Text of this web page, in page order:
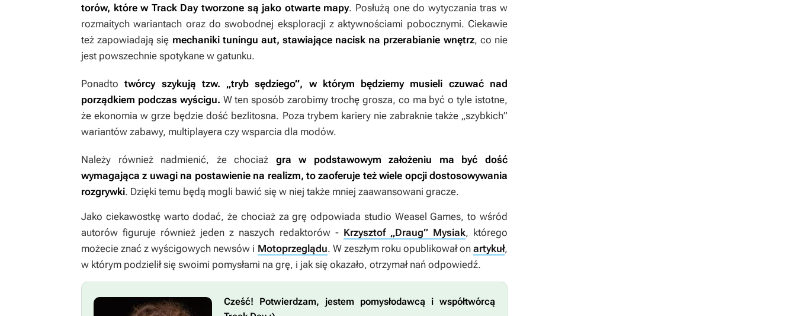
torów, które w Track Daytworzone są jako otwarte mapy. Posłużą one do wytyczania tras w
rozmaitych wariantach oraz do swobodnej eksploracji z aktywnościami pobocznymi. Ciekawie
też zapowiadają się mechaniki tuningu aut, stawiające nacisk na przerabianie wnętrz, co nie
jest powszechnie spotykane w gatunku.
Ponadtotwórcy szykują tzw. „tryb sędziego”, w którym będziemy musieli czuwać nad
porządkiem podczas wyścigu. W ten sposób zarobimy trochę grosza, co ma być o tyle istotne,
że ekonomia w grze będzie dość bezlitosna. Poza trybem kariery nie zabraknie także „szybkich”
wariantów zabawy, multiplayera czy wsparcia dla modów.
Należy również nadmienić, że chociaż gra w podstawowym założeniu ma być dość
wymagająca z uwagi na postawienie na realizm, to zaoferuje też wiele opcji dostosowywania
rozgrywki. Dzięki temu będą mogli bawić się w niej także mniej zaawansowani gracze.
Jako ciekawostkę warto dodać, że chociaż za grę odpowiada studio Weasel Games, to wśród
autorów figuruje również jeden z naszych redaktorów - Krzysztof „Draug” Mysiak, którego
możecie znać z wyścigowych newsów i Motoprzeglądu. W zeszłym roku opublikował on artykuł,
w którym podzielił się swoimi pomysłami na grę, i jak się okazało, otrzymał nań odpowiedź.
Cześć! Potwierdzam, jestem pomysłodawcą i współtwórcą